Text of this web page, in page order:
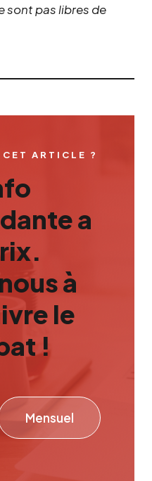
sont pas libres de
ARTICLE ?
a
à
le
!
Mensuel